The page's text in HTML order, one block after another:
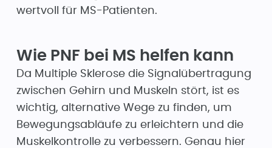
wertvoll für MS-Patienten.
Wie PNF bei MS helfen kann
Da Multiple Sklerose die Signalübertragung
zwischen Gehirn und Muskeln stört, ist es
wichtig, alternative Wege zu finden, um
Bewegungsabläufe zu erleichtern und die
Muskelkontrolle zu verbessern. Genau hier